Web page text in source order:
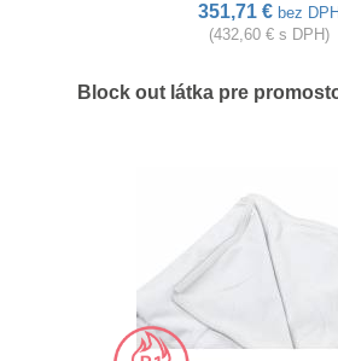
351,71 € bez DPH
(432,60 € s DPH)
Block out látka pre